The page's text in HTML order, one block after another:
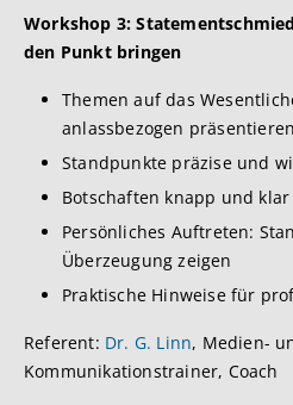
Workshop 3:
den Punkt bringen
Themen auf das
anlassbezogen präsentieren
Standpunkte präzise und
Botschaften knapp und
Persönliches Auftreten:
Überzeugung zeigen
Praktische Hinweise für
Referent: Dr. G. Linn, Medien-
Kommunikationstrainer, Coach